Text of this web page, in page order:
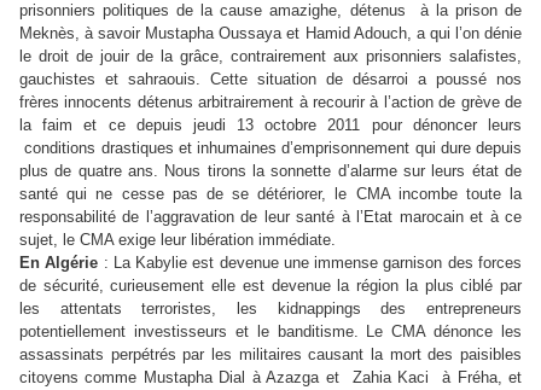
prisonniers politiques de la cause amazighe, détenus à la prison de
Meknès, à savoir Mustapha Oussaya et Hamid Adouch, a qui l’on dénie
le droit de jouir de la grâce, contrairement aux prisonniers salafistes,
gauchistes et sahraouis. Cette situation de désarroi a poussé nos
frères innocents détenus arbitrairement à recourir à l’action de grève de
la faim et ce depuis jeudi 13 octobre 2011 pour dénoncer leurs
conditions drastiques et inhumaines d’emprisonnement qui dure depuis
plus de quatre ans. Nous tirons la sonnette d’alarme sur leurs état de
santé qui ne cesse pas de se détériorer, le CMA incombe toute la
responsabilité de l’aggravation de leur santé à l’Etat marocain et à ce
sujet, le CMA exige leur libération immédiate.
En Algérie : La Kabylie est devenue une immense garnison des forces
de sécurité, curieusement elle est devenue la région la plus ciblé par
les attentats terroristes, les kidnappings des entrepreneurs
potentiellement investisseurs et le banditisme. Le CMA dénonce les
assassinats perpétrés par les militaires causant la mort des paisibles
citoyens comme Mustapha Dial à Azazga et Zahia Kaci à Fréha, et